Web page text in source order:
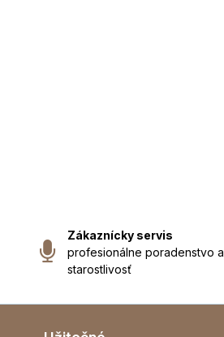
Zákaznícky servis
profesionálne poradenstvo a
starostlivosť